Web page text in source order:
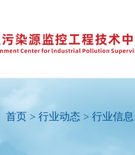
首页 > 行业动态 > 行业信息